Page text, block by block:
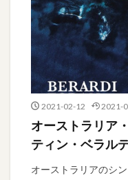
2021-02-12 2021-
オーストラリア
ティン・ベラル
オーストラリアのシ